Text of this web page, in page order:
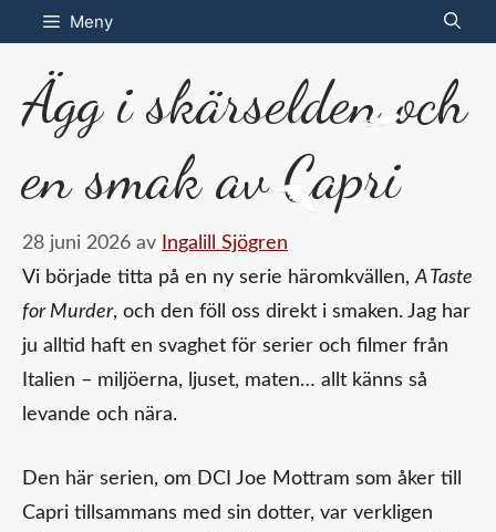
Hoppa
till
innehåll
Meny
Ägg i skärselden och
en smak av Capri
28 juni 2026 av
Ingalill Sjögren
Vi började titta på en ny serie häromkvällen,A Taste
for Murder, och den föll oss direkt i smaken. Jag har
ju alltid haft en svaghet för serier och filmer från
Italien – miljöerna, ljuset, maten… allt känns så
levande och nära.
Den här serien, om DCI Joe Mottram som åker till
Capri tillsammans med sin dotter, var verkligen